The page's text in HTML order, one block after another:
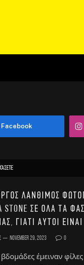
Facebook
Λάνθιμος
Stone σε όλα τα
γιατί αυτοί είναι
November 29, 2023 0
βδομάδες έμειναν